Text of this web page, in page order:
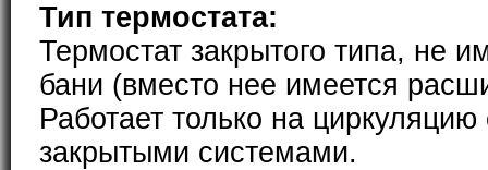
Тип термостата:
Термостат закрытого типа, не
бани (вместо нее имеется
Работает только на
закрытыми системами.